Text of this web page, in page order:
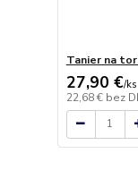
Tanier na
27,90 €/ks
22,68 € bez